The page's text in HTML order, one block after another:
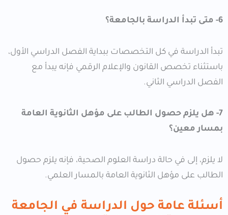
6- متى تبدأ الدراسة بالجامعة؟
تبدأ الدراسة في كل التخصصات ببداية الفصل الدراسي الأول،
باستثناء تخصص القانون والإعلام الرقمي فإنه يبدأ مع
الفصل الدراسي الثاني.
7- هل يلزم حصول الطالب على مؤهل الثانوية العامة
بمسار معين؟
لا يلزم، إلى في حالة دراسة العلوم الصحية، فإنه يلزم حصول
الطالب على مؤهل الثانوية العامة بالمسار العلمي.
أسئلة عامة حول الدراسة في الجامعة